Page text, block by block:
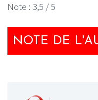
Note : 3,5 / 5
NOTE DE